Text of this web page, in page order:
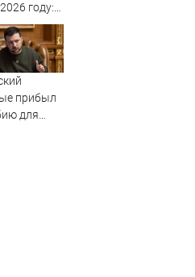
году:
как
семьи
по потере
прибыл
для